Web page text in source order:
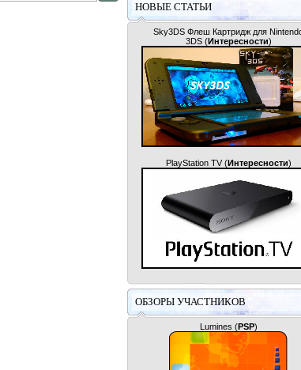
НОВЫЕ СТАТЬИ
Sky3DS Флеш Картридж для
3DS (Интересности)
PlayStation TV(Интересности)
ОБЗОРЫ УЧАСТНИКОВ
Lumines (PSP)